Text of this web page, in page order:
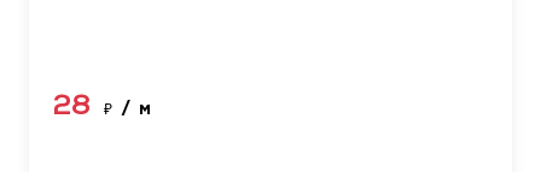
28 ₽ / м